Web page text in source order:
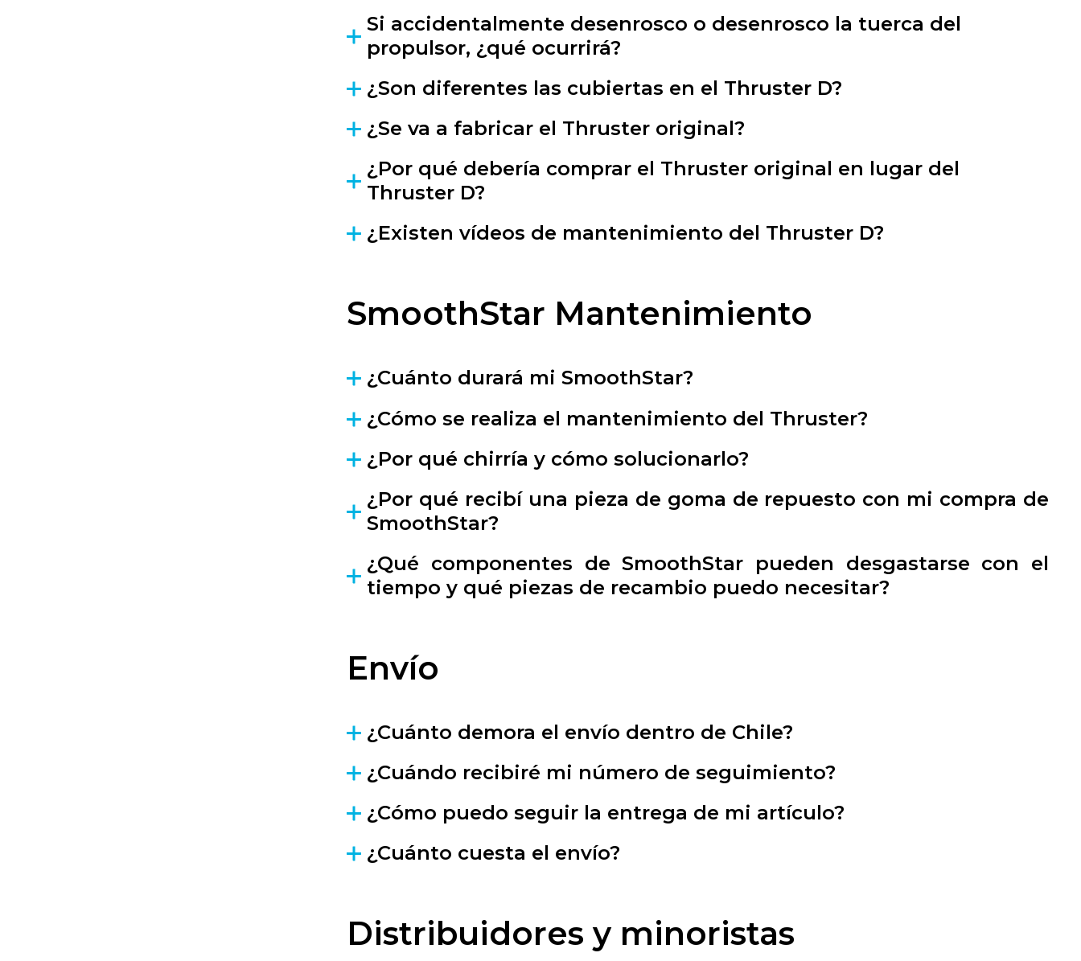
Si accidentalmente desenrosco o desenrosco la tuerca del
propulsor, ¿qué ocurrirá?
¿Son diferentes las cubiertas en el Thruster D?
¿Se va a fabricar el Thruster original?
¿Por qué debería comprar el Thruster original en lugar del
Thruster D?
¿Existen vídeos de mantenimiento del Thruster D?
SmoothStar Mantenimiento
¿Cuánto durará mi SmoothStar?
¿Cómo se realiza el mantenimiento del Thruster?
¿Por qué chirría y cómo solucionarlo?
¿Por qué recibí una pieza de goma de repuesto con mi compra de
SmoothStar?
¿Qué componentes de SmoothStar pueden desgastarse con el
tiempo y qué piezas de recambio puedo necesitar?
Envío
¿Cuánto demora el envío dentro de Chile?
¿Cuándo recibiré mi número de seguimiento?
¿Cómo puedo seguir la entrega de mi artículo?
¿Cuánto cuesta el envío?
Distribuidores y minoristas